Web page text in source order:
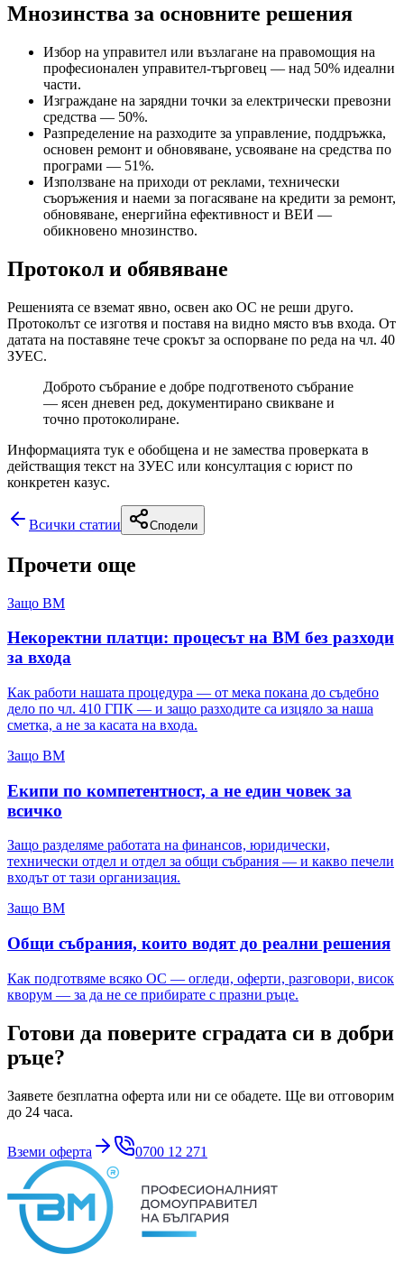
Мнозинства за основните решения
Избор на управител или възлагане на правомощия на
професионален управител-търговец — над 50% идеални
части.
Изграждане на зарядни точки за електрически превозни
средства — 50%.
Разпределение на разходите за управление, поддръжка,
основен ремонт и обновяване, усвояване на средства по
програми — 51%.
Използване на приходи от реклами, технически
съоръжения и наеми за погасяване на кредити за ремонт,
обновяване, енергийна ефективност и ВЕИ —
обикновено мнозинство.
Протокол и обявяване
Решенията се вземат явно, освен ако ОС не реши друго.
Протоколът се изготвя и поставя на видно място във входа. От
датата на поставяне тече срокът за оспорване по реда на чл. 40
ЗУЕС.
Доброто събрание е добре подготвеното събрание
— ясен дневен ред, документирано свикване и
точно протоколиране.
Информацията тук е обобщена и не замества проверката в
действащия текст на ЗУЕС или консултация с юрист по
конкретен казус.
Всички статии Сподели
Прочети още
Защо ВМ
Некоректни платци: процесът на ВМ без разходи
за входа
Как работи нашата процедура — от мека покана до съдебно
дело по чл. 410 ГПК — и защо разходите са изцяло за наша
сметка, а не за касата на входа.
Защо ВМ
Екипи по компетентност, а не един човек за
всичко
Защо разделяме работата на финансов, юридически,
технически отдел и отдел за общи събрания — и какво печели
входът от тази организация.
Защо ВМ
Общи събрания, които водят до реални решения
Как подготвяме всяко ОС — огледи, оферти, разговори, висок
кворум — за да не се прибирате с празни ръце.
Готови да поверите сградата си в добри
ръце?
Заявете безплатна оферта или ни се обадете. Ще ви отговорим
до 24 часа.
Вземи оферта 0700 12 271